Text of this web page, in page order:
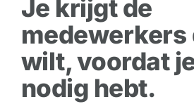
Je krijgt de
medewerkers
wilt, voordat
nodig hebt.